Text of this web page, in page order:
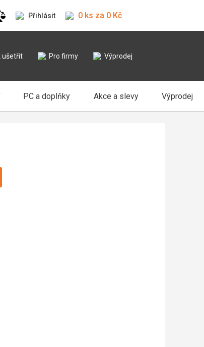
Přihlásit 0 ks za 0 Kč
ušetřit Pro firmy Výprodej
PC a doplňky Akce a slevy Výprodej